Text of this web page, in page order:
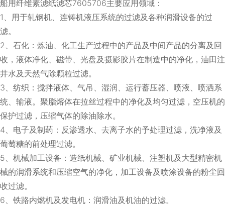
船用纤维素滤纸滤芯7605706主要应用领域：
1、用于轧钢机、连铸机液压系统的过滤及各种润滑设备的过
滤。
2、石化：炼油、化工生产过程中的产品及中间产品的分离及回
收，液体净化、磁带、光盘及摄影胶片在制造中的净化，油田注
井水及天然气除颗粒过滤。
3、纺织：搅拌液体、气吊、湿润、运行蓄压器、喷液、喷洒系
统、输液。聚脂熔体在拉丝过程中的净化及均匀过滤，空压机的
保护过滤，压缩气体的除油除水。
4、电子及制药：反渗透水、去离子水的予处理过滤，洗净液及
葡萄糖的前处理过滤。
5、机械加工设备：造纸机械、矿业机械、注塑机及大型精密机
械的润滑系统和压缩空气的净化，加工设备及喷涂设备的粉尘回
收过滤。
6、铁路内燃机及发电机：润滑油及机油的过滤。